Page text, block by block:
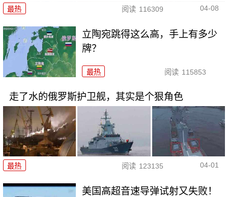
最热 阅读 116309 04-08
立陶宛跳得这么高，手上有多少
牌？
最热 阅读 115853
走了水的俄罗斯护卫舰，其实是个狠角色
最热 阅读 123135 04-01
美国高超音速导弹试射又失败！